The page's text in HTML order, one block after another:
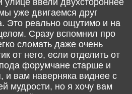
уже двигаемся друг
Это реально ощутимо и на
Сразу вспомнил про
сломать даже очень
от него, если отделить от
форумчане старше и
и вам наверняка виднее с
мудрости, но я хочу вам